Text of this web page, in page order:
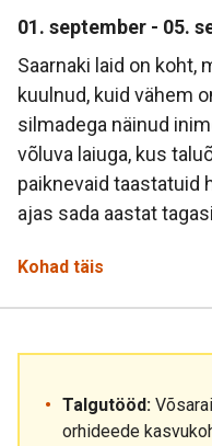
01. september - 05.
Saarnaki laid on koht,
kuulnud, kuid vähem
silmadega näinud
võluva laiuga, kus
paiknevaid taastatuid
ajas sada aastat
Kohad täis
Talgutööd:
orhideede